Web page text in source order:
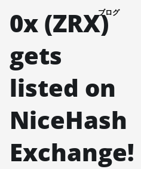
ブログ
0x (ZRX)
gets
listed on
NiceHash
Exchange!